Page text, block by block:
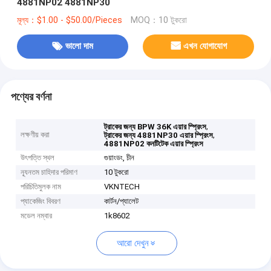
4881NP02 4881NP30
মূল্য：$1.00 - $50.00/Pieces MOQ：10 টুকরো
ভালো দাম এখন যোগাযোগ
পণ্যের বর্ণনা
লক্ষণীয় করা
ট্রাকের জন্য BPW 36K এয়ার স্প্রিংস,
ট্রাকের জন্য 4881NP30 এয়ার স্প্রিংস,
4881NP02 কনটিটেক এয়ার স্প্রিংস
উৎপত্তি স্থল
গুয়াংডং, চীন
ন্যূনতম চাহিদার পরিমাণ
10 টুকরো
পরিচিতিমুলক নাম
VKNTECH
প্যাকেজিং বিবরণ
কার্টন/প্যালেট
মডেল নম্বার
1k8602
আরো দেখুন